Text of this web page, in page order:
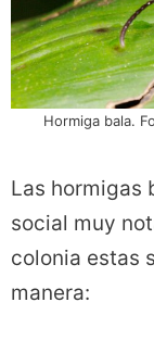
Hormiga bala.
Las hormigas
social muy
colonia estas
manera: